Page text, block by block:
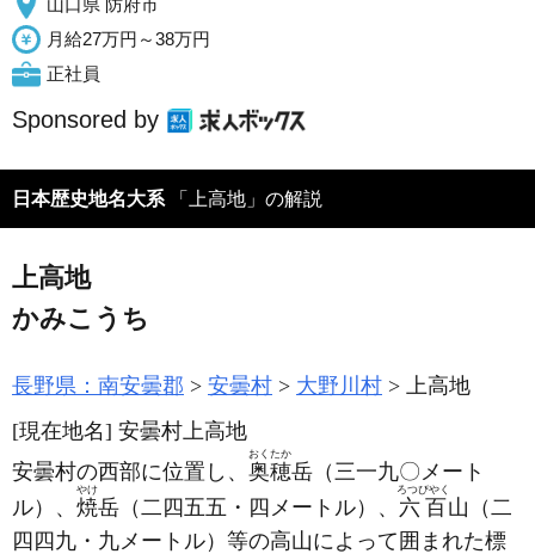
山口県 防府市
月給27万円～38万円
正社員
Sponsored by
日本歴史地名大系 「上高地」の解説
上高地
かみこうち
長野県：南安曇郡 安曇村 大野川村
上高地
[現在地名] 安曇村上高地
安曇村の西部に位置し、 奥穂
おくたか
岳 （三一九〇メート
ル） 、 焼
やけ
岳 （二四五五・四メートル） 、 六百
ろつぴやく
山 （二
四四九・九メートル） 等の高山によって囲まれた標